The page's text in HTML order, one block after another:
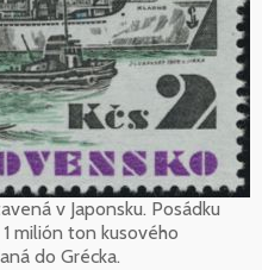
v Japonsku. Posádku
milión ton kusového
do Grécka.